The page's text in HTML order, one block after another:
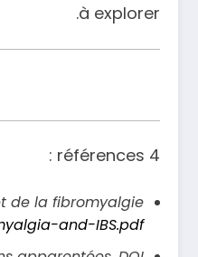
à explorer.
4 références :
de la fibromyalgie.
and-IBS.pdf